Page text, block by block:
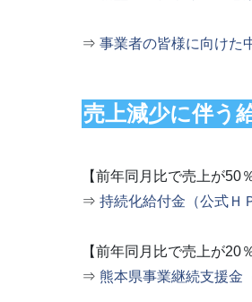
⇒ 事業者の皆様に向けた
売上減少に伴う
【前年同月比で売上が50
⇒ 持続化給付金（公式Ｈ
【前年同月比で売上が20
⇒ 熊本県事業継続支援金